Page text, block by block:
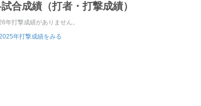
合成績（打者・打撃成績）
年打撃成績がありません。
年打撃成績をみる